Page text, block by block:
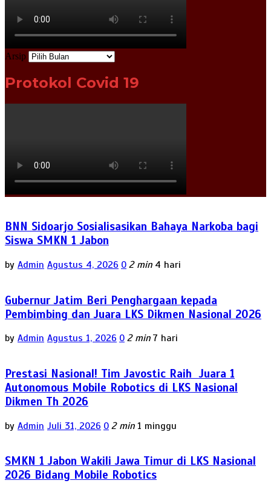
Arsip
Protokol Covid 19
BNN Sidoarjo Sosialisasikan Bahaya Narkoba bagi
Siswa SMKN 1 Jabon
by Admin Agustus 4, 2026 0 2 min 4 hari
Gubernur Jatim Beri Penghargaan kepada
Pembimbing dan Juara LKS Dikmen Nasional 2026
by Admin Agustus 1, 2026 0 2 min 7 hari
Prestasi Nasional! Tim Javostic Raih Juara 1
Autonomous Mobile Robotics di LKS Nasional
Dikmen Th 2026
by Admin Juli 31, 2026 0 2 min 1 minggu
SMKN 1 Jabon Wakili Jawa Timur di LKS Nasional
2026 Bidang Mobile Robotics